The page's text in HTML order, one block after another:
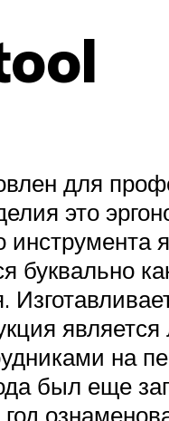
для
это
буквально
на
был еще